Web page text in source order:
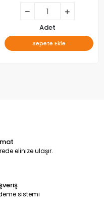
Adet
Sepete Ekle
elinize ulaşır.
sistemi